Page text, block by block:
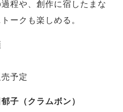
程や、創作に宿したまな
ークも楽しめる。
予定
子（クラムボン）